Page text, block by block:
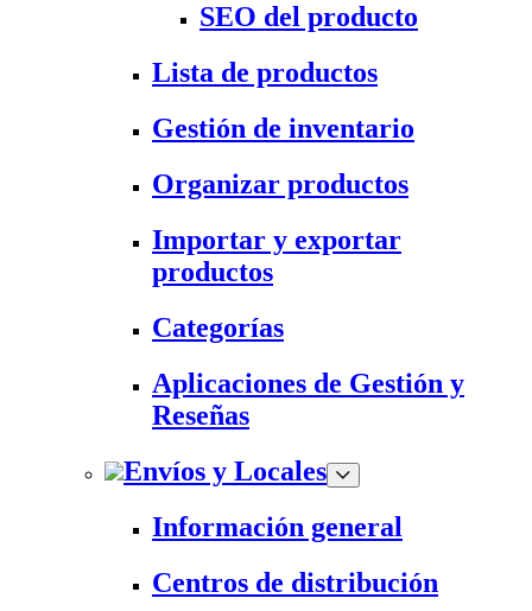
SEO del producto
Lista de productos
Gestión de inventario
Organizar productos
Importar y exportar
productos
Categorías
Aplicaciones de Gestión y
Reseñas
Envíos y Locales
Información general
Centros de distribución